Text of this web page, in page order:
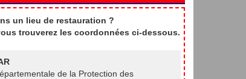
un lieu de restauration ?
trouverez les coordonnées ci-dessous.
de la Protection des